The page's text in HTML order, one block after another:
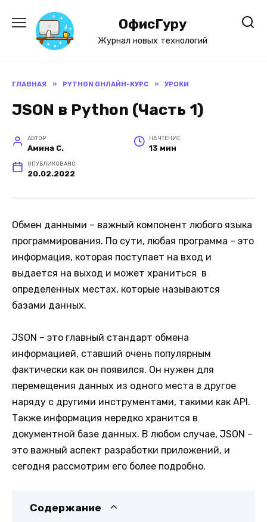
содержанию
ОфисГуру
Журнал новых технологий
ГЛАВНАЯ » PYTHON ОНЛАЙН-КУРС » УРОКИ
JSON в Python (Часть 1)
АВТОР
Амина С.
НА ЧТЕНИЕ
13 мин
ОПУБЛИКОВАНО
20.02.2022
Обмен данными – важный компонент любого языка
программирования. По сути, любая программа – это
информация, которая поступает на вход и
выдается на выход и может храниться в
определенных местах, которые называются
базами данных.
JSON – это главный стандарт обмена
информацией, ставший очень популярным
фактически как он появился. Он нужен для
перемещения данных из одного места в другое
наряду с другими инструментами, такими как API.
Также информация нередко хранится в
документной базе данных. В любом случае, JSON –
это важный аспект разработки приложений, и
сегодня рассмотрим его более подробно.
Содержание